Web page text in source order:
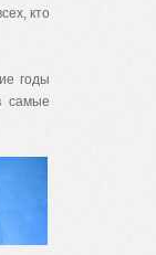
кто
годы
самые